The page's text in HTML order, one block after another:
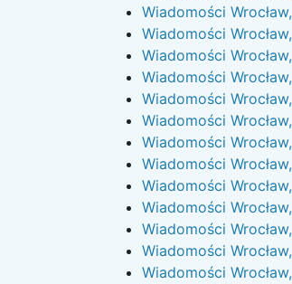
Wiadomości Wrocław,
Wiadomości Wrocław,
Wiadomości Wrocław,
Wiadomości Wrocław,
Wiadomości Wrocław,
Wiadomości Wrocław,
Wiadomości Wrocław,
Wiadomości Wrocław,
Wiadomości Wrocław,
Wiadomości Wrocław,
Wiadomości Wrocław,
Wiadomości Wrocław,
Wiadomości Wrocław,